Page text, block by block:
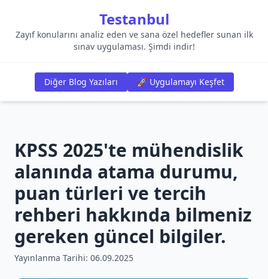
Testanbul
Zayıf konularını analiz eden ve sana özel hedefler sunan ilk
sınav uygulaması. Şimdi indir!
Diğer Blog Yazıları 🚀 Uygulamayı Keşfet
KPSS 2025'te mühendislik
alanında atama durumu,
puan türleri ve tercih
rehberi hakkında bilmeniz
gereken güncel bilgiler.
Yayınlanma Tarihi: 06.09.2025